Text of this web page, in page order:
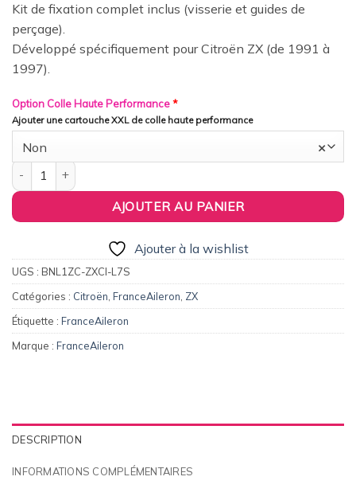
Kit de fixation complet inclus (visserie et guides de
perçage).
Développé spécifiquement pour Citroën ZX (de 1991 à
1997).
Option Colle Haute Performance*
Ajouter une cartouche XXL de colle haute performance
×
Non
quantité de FranceAileron - Aileron / Becquet Origine Replica
AJOUTER AU PANIER
Ajouter à la wishlist
UGS : BNL1ZC-ZXCI-L7S
Catégories : Citroën FranceAileron ZX
Étiquette : FranceAileron
Marque : FranceAileron
DESCRIPTION
INFORMATIONS COMPLÉMENTAIRES